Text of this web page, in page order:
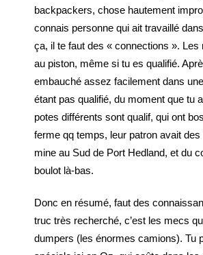
backpackers, chose hautement
connais personne qui ait travaillé
ça, il te faut des « connections ».
au piston, même si tu es qualifié.
embauché assez facilement dans
étant pas qualifié, du moment que tu
potes différents sont qualif, qui ont
ferme qq temps, leur patron avait
mine au Sud de Port Hedland, et du
boulot là-bas.
Donc en résumé, faut des
truc très recherché, c’est les mecs
dumpers (les énormes camions). Tu